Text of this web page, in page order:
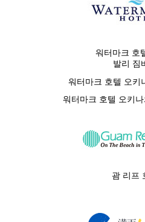
워터마크 호
발리 짐
워터마크 호텔 오키
워터마크 호텔 오키
괌 리프